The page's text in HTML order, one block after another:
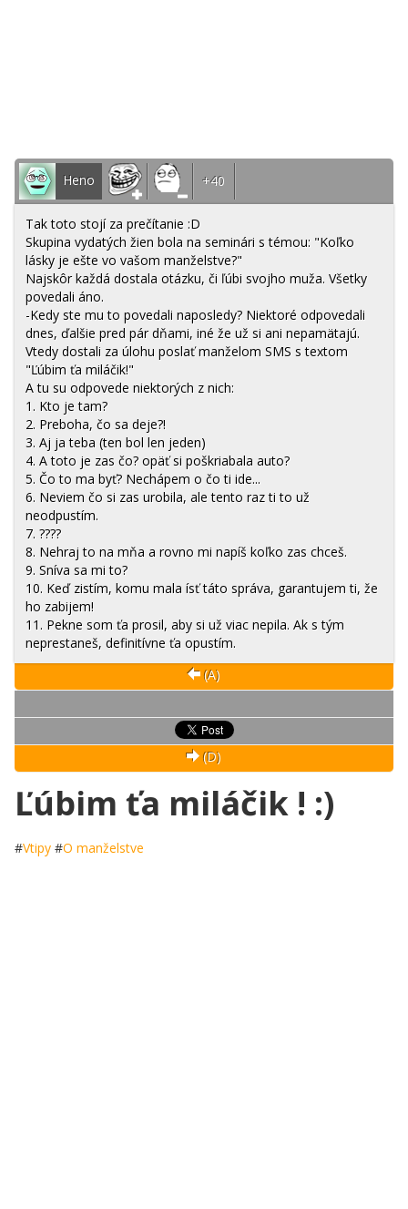
Heno +40
Tak toto stojí za prečítanie :D
Skupina vydatých žien bola na seminári s témou: "Koľko
lásky je ešte vo vašom manželstve?"
Najskôr každá dostala otázku, či ľúbi svojho muža. Všetky
povedali áno.
-Kedy ste mu to povedali naposledy? Niektoré odpovedali
dnes, ďalšie pred pár dňami, iné že už si ani nepamätajú.
Vtedy dostali za úlohu poslať manželom SMS s textom
"Ľúbim ťa miláčik!"
A tu su odpovede niektorých z nich:
1. Kto je tam?
2. Preboha, čo sa deje?!
3. Aj ja teba (ten bol len jeden)
4. A toto je zas čo? opäť si poškriabala auto?
5. Čo to ma byť? Nechápem o čo ti ide...
6. Neviem čo si zas urobila, ale tento raz ti to už
neodpustím.
7. ????
8. Nehraj to na mňa a rovno mi napíš koľko zas chceš.
9. Sníva sa mi to?
10. Keď zistím, komu mala ísť táto správa, garantujem ti, že
ho zabijem!
11. Pekne som ťa prosil, aby si už viac nepila. Ak s tým
neprestaneš, definitívne ťa opustím.
(A)
(D)
Ľúbim ťa miláčik ! :)
#Vtipy #O manželstve